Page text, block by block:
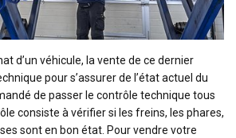
d’un véhicule, la vente de ce dernier
pour s’assurer de l’état actuel du
de passer le contrôle technique tous
consiste à vérifier si les freins, les phares,
sont en bon état. Pour vendre votre